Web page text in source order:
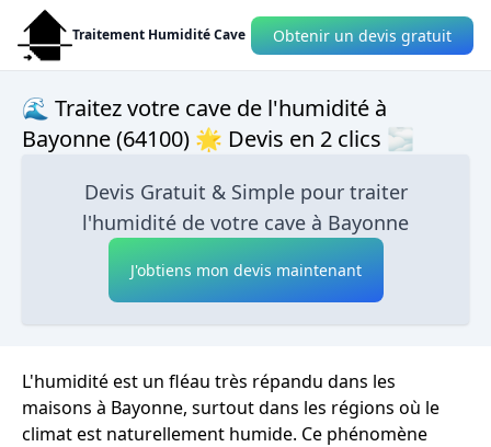
Traitement Humidité Cave Obtenir un devis gratuit
🌊 Traitez votre cave de l'humidité à
Bayonne (64100) 🌟 Devis en 2 clics 🌫
Devis Gratuit & Simple pour traiter
l'humidité de votre cave à Bayonne
J'obtiens mon devis maintenant
L'humidité est un fléau très répandu dans les
maisons à Bayonne, surtout dans les régions où le
climat est naturellement humide. Ce phénomène